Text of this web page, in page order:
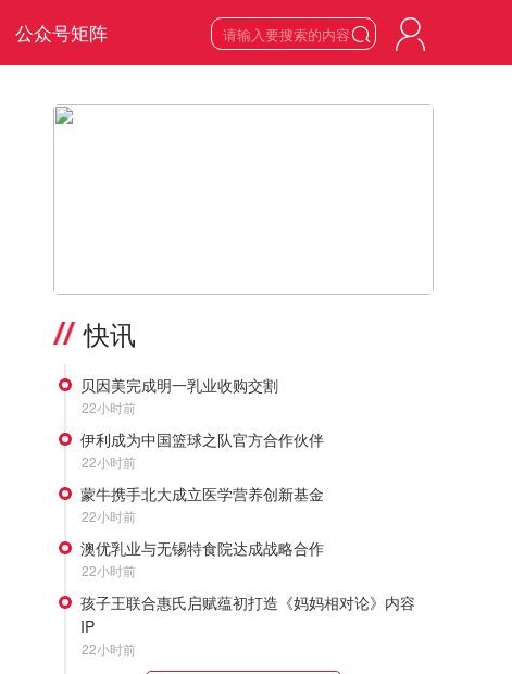
公众号矩阵 
快讯
贝因美完成明一乳业收购交割
22小时前
伊利成为中国篮球之队官方合作伙伴
22小时前
蒙牛携手北大成立医学营养创新基金
22小时前
澳优乳业与无锡特食院达成战略合作
22小时前
孩子王联合惠氏启赋蕴初打造《妈妈相对论》内容
IP
22小时前